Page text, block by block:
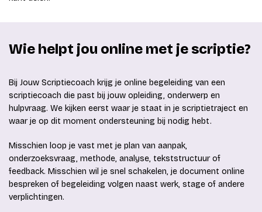
Wie helpt jou online met je scriptie?
Bij Jouw Scriptiecoach krijg je online begeleiding van een
scriptiecoach die past bij jouw opleiding, onderwerp en
hulpvraag. We kijken eerst waar je staat in je scriptietraject en
waar je op dit moment ondersteuning bij nodig hebt.
Misschien loop je vast met je plan van aanpak,
onderzoeksvraag, methode, analyse, tekststructuur of
feedback. Misschien wil je snel schakelen, je document online
bespreken of begeleiding volgen naast werk, stage of andere
verplichtingen.